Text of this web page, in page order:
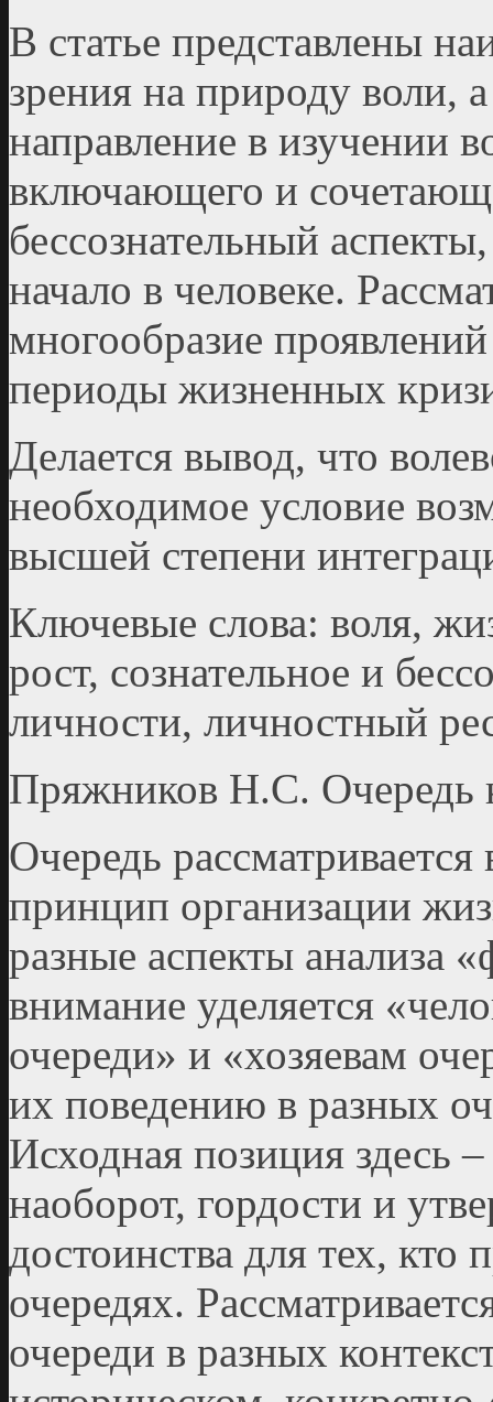
В статье представлены
зрения на природу воли,
направление в изучении
включающего и
бессознательный
начало в человеке.
многообразие
периоды жизненных
Делается вывод, что
необходимое условие
высшей степени
Ключевые слова: воля,
рост, сознательное и
личности, личностный
Пряжников Н.С. Очередь
Очередь рассматривается
принцип организации
разные аспекты анализа
внимание уделяется
очереди» и «хозяевам
их поведению в разных
Исходная позиция здесь
наоборот, гордости и
достоинства для тех, кто
очередях.
очереди в разных